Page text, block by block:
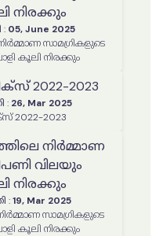
നിരക്കും
: 05, June 2025
സാമഗ്രികളുടെ
കൂലി നിരക്കും
2022-2023
: 26, Mar 2025
ബില്‍ഡിംഗ് സ്റ്റാറ്റിസ്റ്റിക്സ് 2022-2023
നിർമ്മാണ
വിലയും
നിരക്കും
: 19, Mar 2025
സാമഗ്രികളുടെ
കൂലി നിരക്കും